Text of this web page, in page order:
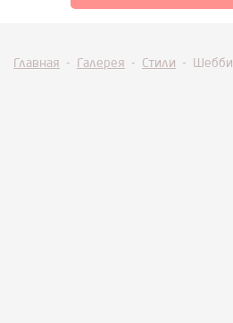
Главная - Галерея - Стили -